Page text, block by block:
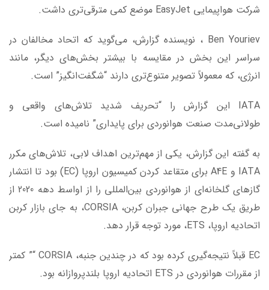
شرکت هواپیمایی EasyJet موضع کمی مترقی‌تری داشت.
Ben Youriev ، نویسنده گزارش، می‌گوید که اتحاد مخالفان در
سراسر این بخش در مقایسه با بیشتر بخش‌های دیگر، مانند
انرژی، که معمولاً تصویر متنوع‌تری دارند “شگفت‌انگیز” است.
IATA این گزارش را “تحریف شدید تلاش‌های واقعی و
طولانی‌مدت صنعت هوانوردی برای پایداری” نامیده است.
به گفته این گزارش، یکی از مهم‌ترین اهداف لابی، تلاش‌های مکرر
IATA و A4E برای متقاعد کردن کمیسیون اروپا (EC) بود تا انتشار
گازهای گلخانه‌ای از هوانوردی بین‌المللی را از اواسط دهه 2020 از
طریق یک طرح جهانی جبران کربن، CORSIA، به جای بازار کربن
اتحادیه اروپا، ETS، مورد توجه قرار دهد.
EC قبلاً نتیجه‌گیری کرده بود که در چندین جنبه، CORSIA “” کمتر
از مقررات هوانوردی در ETS اتحادیه اروپا بلندپروازانه بود.